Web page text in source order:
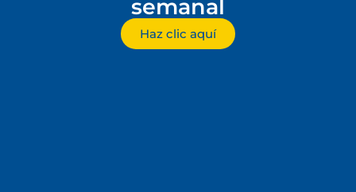
semanal
Haz clic aquí